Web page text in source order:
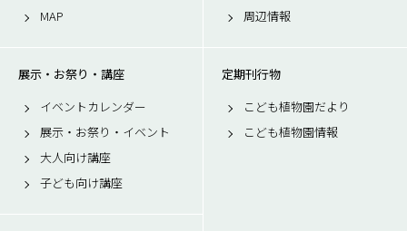
MAP
周辺情報
展示・お祭り・講座
イベントカレンダー
展示・お祭り・イベント
大人向け講座
子ども向け講座
定期刊行物
こども植物園だより
こども植物園情報